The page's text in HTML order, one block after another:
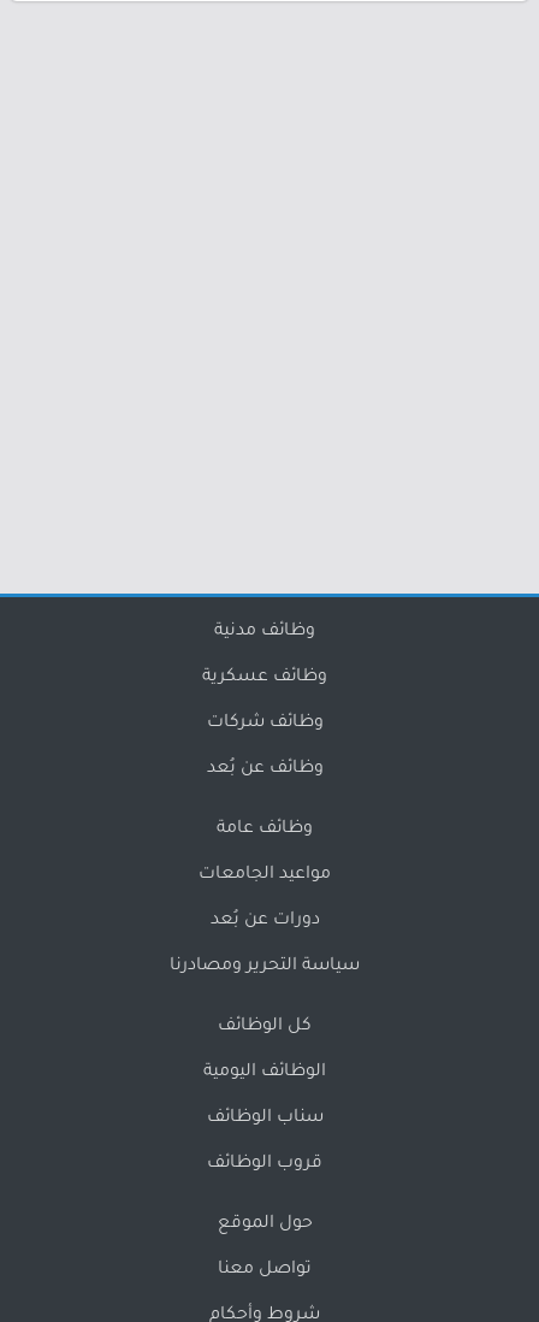
وظائف مدنية
وظائف عسكرية
وظائف شركات
وظائف عن بُعد
وظائف عامة
مواعيد الجامعات
دورات عن بُعد
سياسة التحرير ومصادرنا
كل الوظائف
الوظائف اليومية
سناب الوظائف
قروب الوظائف
حول الموقع
تواصل معنا
شروط وأحكام